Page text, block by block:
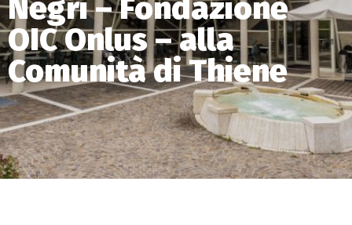
Negri – Fondazione
OIC Onlus – alla
Comunità di Thiene